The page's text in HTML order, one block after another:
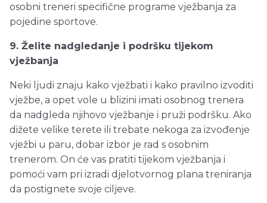
osobni treneri specifične programe vježbanja za
pojedine sportove.
9. Želite nadgledanje i podršku tijekom
vježbanja
Neki ljudi znaju kako vježbati i kako pravilno izvoditi
vježbe, a opet vole u blizini imati osobnog trenera
da nadgleda njihovo vježbanje i pruži podršku. Ako
dižete velike terete ili trebate nekoga za izvođenje
vježbi u paru, dobar izbor je rad s osobnim
trenerom. On će vas pratiti tijekom vježbanja i
pomoći vam pri izradi djelotvornog plana treniranja
da postignete svoje ciljeve.